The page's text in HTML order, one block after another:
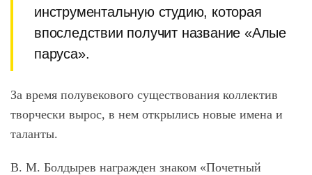
инструментальную студию, которая
впоследствии получит название «Алые
паруса».
За время полувекового существования коллектив
творчески вырос, в нем открылись новые имена и
таланты.
В. М. Болдырев награжден знаком «Почетный